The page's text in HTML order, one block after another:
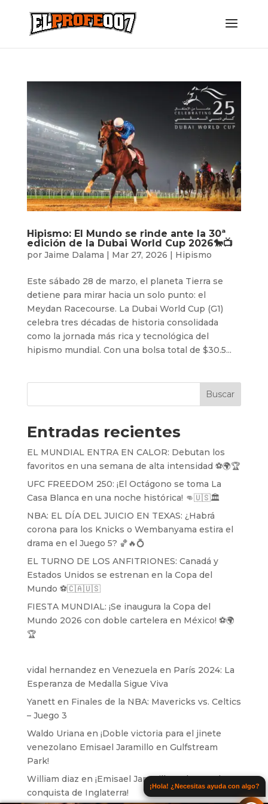
Hipismo: El Mundo se rinde ante la 30ª
edición de la Dubai World Cup 2026🐎📺
por Jaime Dalama | Mar 27, 2026 | Hipismo
Este sábado 28 de marzo, el planeta Tierra se
detiene para mirar hacia un solo punto: el
Meydan Racecourse. La Dubai World Cup (G1)
celebra tres décadas de historia consolidada
como la jornada más rica y tecnológica del
hipismo mundial. Con una bolsa total de $30.5...
Buscar
Entradas recientes
EL MUNDIAL ENTRA EN CALOR: Debutan los
favoritos en una semana de alta intensidad ⚽️🌍🏆
UFC FREEDOM 250: ¡El Octágono se toma La
Casa Blanca en una noche histórica! 👊🇺🇸🏛️
NBA: EL DÍA DEL JUICIO EN TEXAS: ¿Habrá
corona para los Knicks o Wembanyama estira el
drama en el Juego 5? 🏀🔥💍
EL TURNO DE LOS ANFITRIONES: Canadá y
Estados Unidos se estrenan en la Copa del
Mundo ⚽️🇨🇦🇺🇸
FIESTA MUNDIAL: ¡Se inaugura la Copa del
Mundo 2026 con doble cartelera en México! ⚽️🌍
🏆
vidal hernandez en Venezuela en París 2024: La
Esperanza de Medalla Sigue Viva
Yanetten Finales de la NBA: Mavericks vs. Celtics
– Juego 3
Waldo Uriana en ¡Doble victoria para el jinete
venezolano Emisael Jaramillo en Gulfstream
Park!
William diaz en ¡Emisael Jaramillo se lanza a la
conquista de Inglaterra!
¡Hola! ¿Necesitas ayuda con algo?